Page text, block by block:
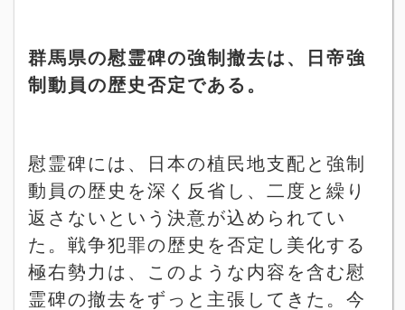
群馬県の慰霊碑の強制撤去は、日帝強
制動員の歴史否定である。
慰霊碑には、日本の植民地支配と強制
動員の歴史を深く反省し、二度と繰り
返さないという決意が込められてい
た。戦争犯罪の歴史を否定し美化する
極右勢力は、このような内容を含む慰
霊碑の撤去をずっと主張してきた。今